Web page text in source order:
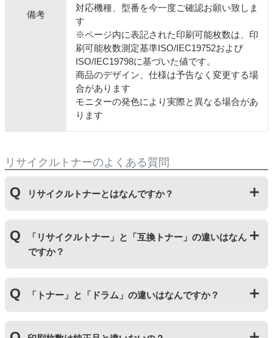
備考
対応機種、型番を今一度ご確認お願い致しま
す
※ページ内に表記された印刷可能枚数は、印
刷可能枚数測定基準ISO/IEC19752および
ISO/IEC19798に基づいた値です。
商品のデザイン、仕様は予告なく変更する場
合があります
モニターの発色により実際と異なる場合があ
ります
リサイクルトナーのよくある質問
リサイクルトナーとはなんですか？
にて洗浄やトナー(粉)充填をしたうえで、再度販売して
いる商品です。
純正品に比べて、印刷代を節約することができます。
「リサイクルトナー」と「互換トナー」の違いはなん
ですか？
ッジを国内で1本づつ丁寧に製造しているため、比較的
不具合の起きにくい商品です。
「互換トナー」は純正品を模して製造された大量生産さ
「トナー」と「ドラム」の違いはなんですか？